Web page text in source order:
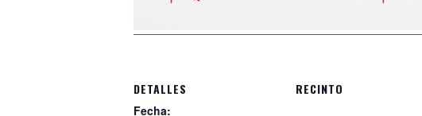
DETALLES
Fecha:
RECINTO